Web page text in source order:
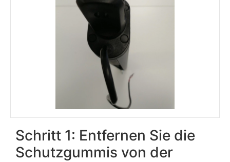
Schritt 1: Entfernen Sie die
Schutzgummis von der